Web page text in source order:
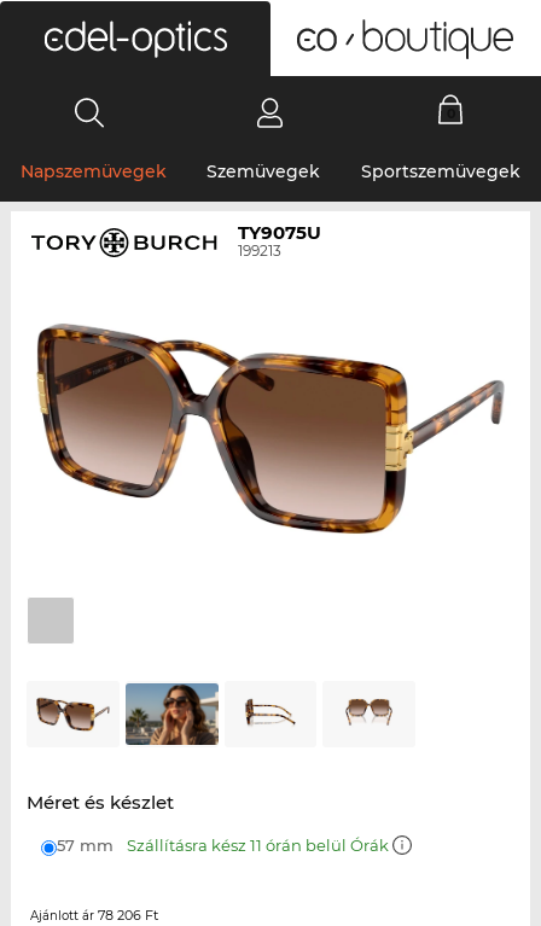
Napszemüvegek Szemüvegek Sportszemüvegek
TY9075U
199213
Méret és készlet
57 mm Szállításra kész 11 órán belül Órák
Ajánlott ár 78 206 Ft